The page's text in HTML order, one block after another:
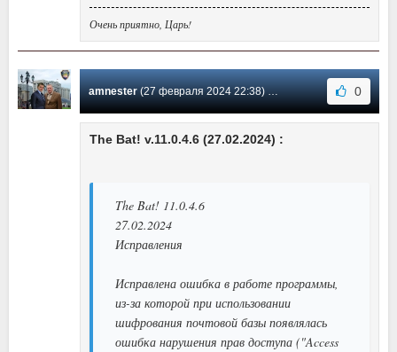
Очень приятно, Царь!
amnester(27 февраля 2024 22:38) Сообщение #2160 0
The Bat! v.11.0.4.6 (27.02.2024) :
The Bat! 11.0.4.6
27.02.2024
Исправления
Исправлена ошибка в работе программы,
из-за которой при использовании
шифрования почтовой базы появлялась
ошибка нарушения прав доступа ("Access